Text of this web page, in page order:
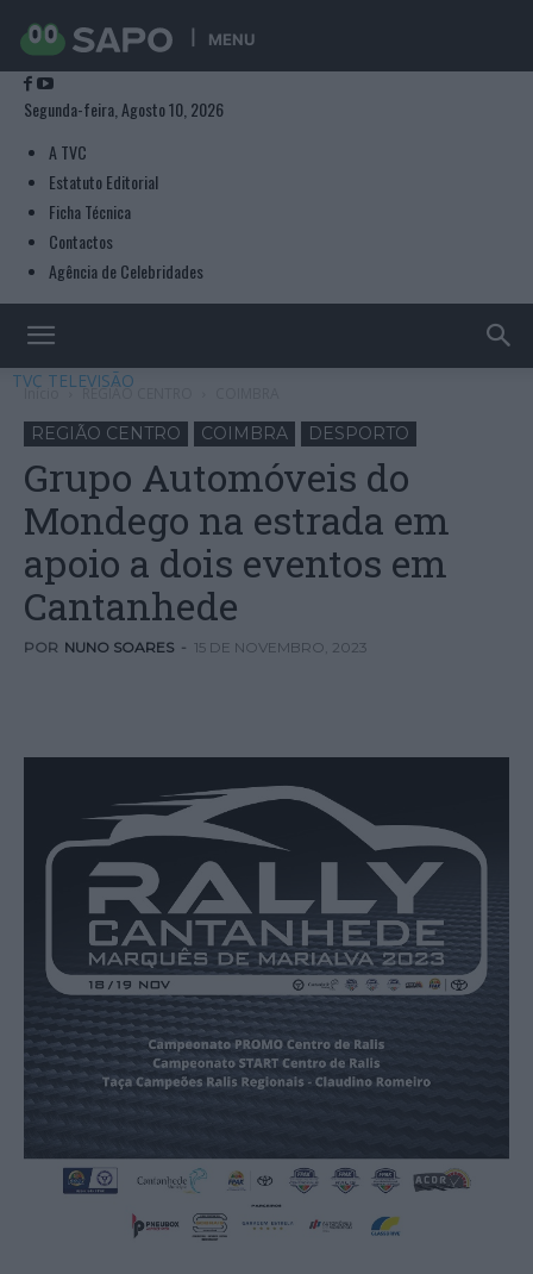
MENU
Segunda-feira, Agosto 10, 2026
A TVC
Estatuto Editorial
Ficha Técnica
Contactos
Agência de Celebridades
TVC TELEVISÃO
Início REGIÃO CENTRO
REGIÃO CENTRO COIMBRA DESPORTO
Grupo Automóveis do
Mondego na estrada em
apoio a dois eventos em
Cantanhede
POR NUNO SOARES - 15 DE NOVEMBRO, 2023